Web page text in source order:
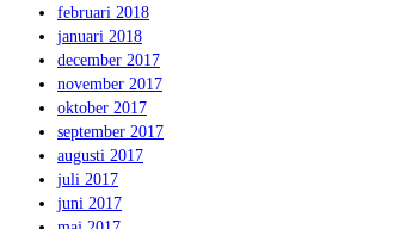
februari 2018
januari 2018
december 2017
november 2017
oktober 2017
september 2017
augusti 2017
juli 2017
juni 2017